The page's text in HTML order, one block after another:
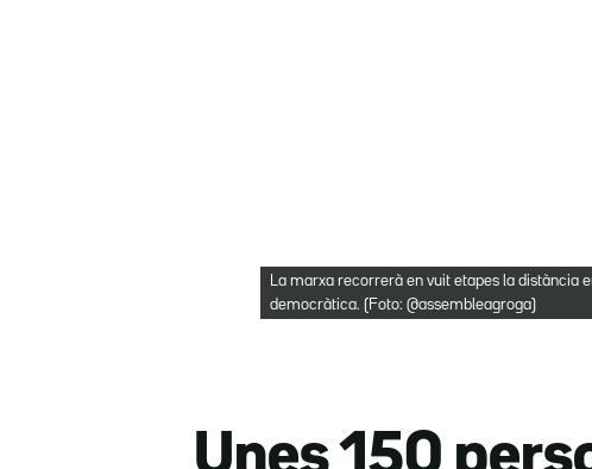
La marxa recorrerà en vuit etapes la distància
democràtica. (Foto: @assembleagroga)
Unes 150